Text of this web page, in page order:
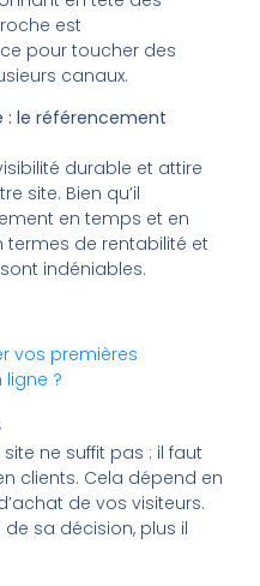
est
pour toucher des
canaux.
: le référencement
durable et attire
site. Bien qu’il
en temps et en
termes de rentabilité et
indéniables.
vos premières
?
ne suffit pas : il faut
clients. Cela dépend en
de vos visiteurs.
sa décision, plus il